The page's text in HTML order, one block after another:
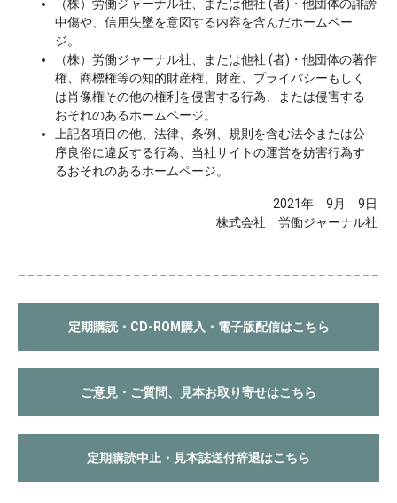
（株）労働ジャーナル社、または他社 (者)・他団体の誹謗
中傷や、信用失墜を意図する内容を含んだホームペー
ジ。
（株）労働ジャーナル社、または他社 (者)・他団体の著作
権、商標権等の知的財産権、財産、プライバシーもしく
は肖像権その他の権利を侵害する行為、または侵害する
おそれのあるホームページ。
上記各項目の他、法律、条例、規則を含む法令または公
序良俗に違反する行為、当社サイトの運営を妨害行為す
るおそれのあるホームページ。
2021年 9月 9日
株式会社 労働ジャーナル社
定期購読・CD-ROM購入・電子版配信はこちら
ご意見・ご質問、見本お取り寄せはこちら
定期購読中止・見本誌送付辞退はこちら